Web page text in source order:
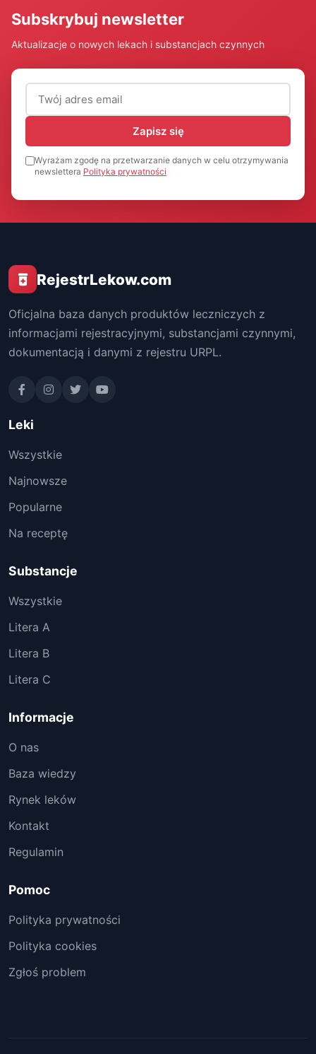
Subskrybuj newsletter
Aktualizacje o nowych lekach i substancjach czynnych
Adres email (wymagany)
Zapisz się
Wyrażam zgodę na przetwarzanie danych w celu otrzymywania
newslettera Polityka prywatności
RejestrLekow.com
Oficjalna baza danych produktów leczniczych z
informacjami rejestracyjnymi, substancjami czynnymi,
dokumentacją i danymi z rejestru URPL.
Leki
Wszystkie
Najnowsze
Popularne
Na receptę
Substancje
Wszystkie
Litera A
Litera B
Litera C
Informacje
O nas
Baza wiedzy
Rynek leków
Kontakt
Regulamin
Pomoc
Polityka prywatności
Polityka cookies
Zgłoś problem